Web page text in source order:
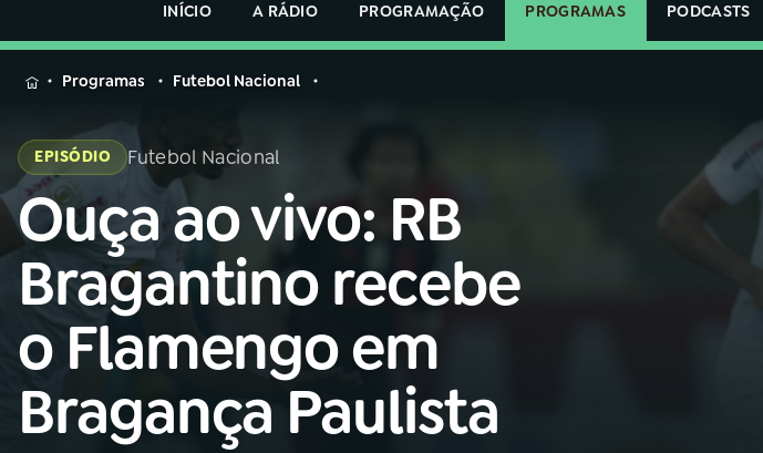
INÍCIO
A RÁDIO PROGRAMAÇÃO PROGRAMAS PODCASTS
MENU
Buscar
na
Rádio
Nacional
AO VIVO
01INÍCIO
02A RÁDIO
na
Rádio
Nacional
Programas Futebol Nacional
EPISÓDIO Futebol Nacional
Ouça ao vivo: RB
Bragantino recebe
o Flamengo em
Bragança Paulista